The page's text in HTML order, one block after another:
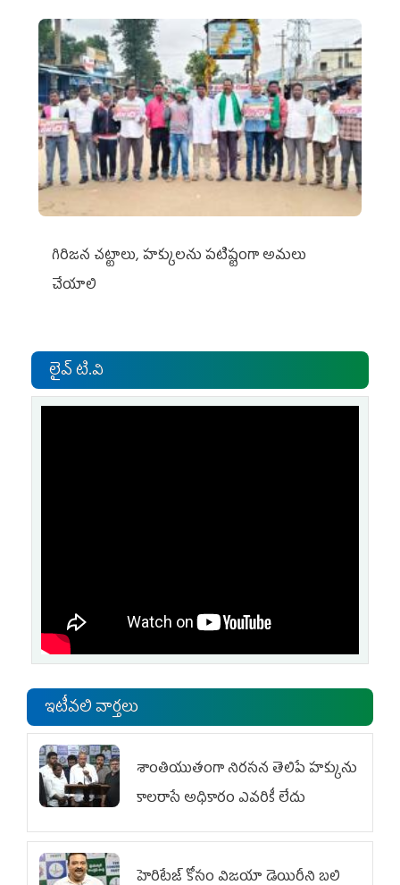
గిరిజన చట్టాలు, హక్కులను పటిష్టంగా అమలు
చేయాలి
లైవ్ టి.వి
ఇటీవలి వార్తలు
శాంతియుతంగా నిరసన తెలిపే హక్కును
కాలరాసే అధికారం ఎవరికీ లేదు
హెరిటేజ్ కోసం విజయా డెయిరీని బలి